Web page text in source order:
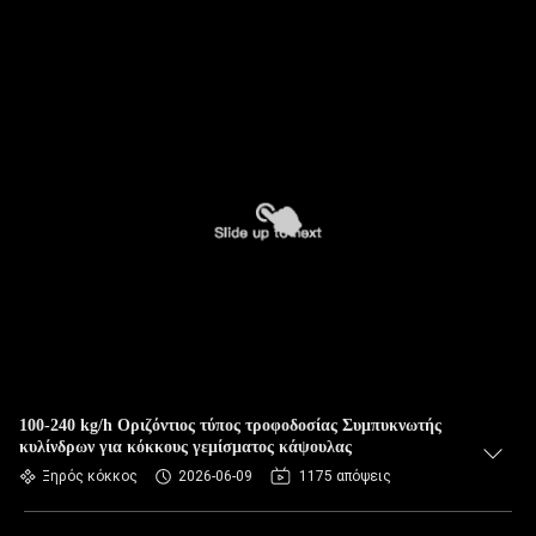
100-240 kg/h Οριζόντιος τύπος τροφοδοσίας Συμπυκνωτής
κυλίνδρων για κόκκους γεμίσματος κάψουλας
Ξηρός κόκκος 2026-06-09 1175 απόψεις